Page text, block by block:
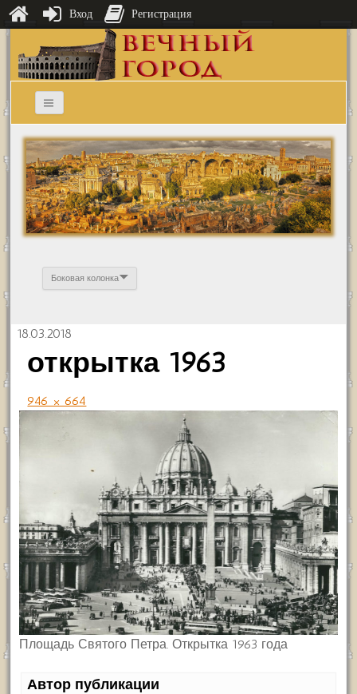
Боковая колонка
18.03.2018
открытка 1963
946 × 664
Площадь Святого Петра. Открытка 1963 года
Автор публикации
Вход Регистрация